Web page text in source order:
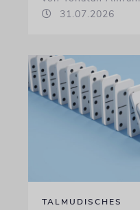
31.07.2026
TALMUDISCHES